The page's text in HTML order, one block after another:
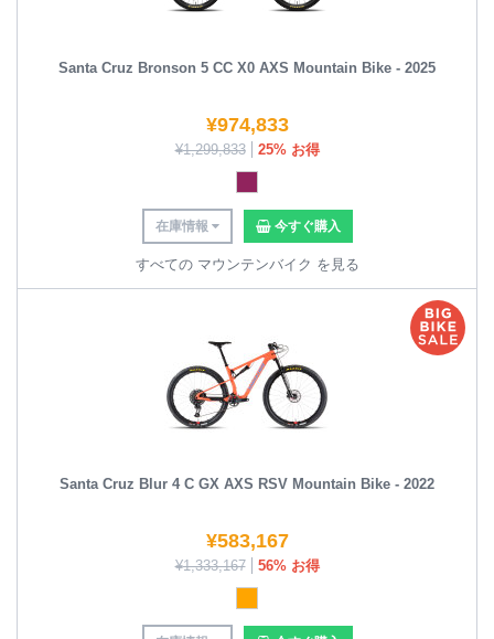
Santa Cruz Bronson 5 CC X0 AXS Mountain Bike - 2025
¥974,833
¥1,299,833 25% お得
在庫情報 今すぐ購入
すべての マウンテンバイク を見る
Santa Cruz Blur 4 C GX AXS RSV Mountain Bike - 2022
¥583,167
¥1,333,167 56% お得